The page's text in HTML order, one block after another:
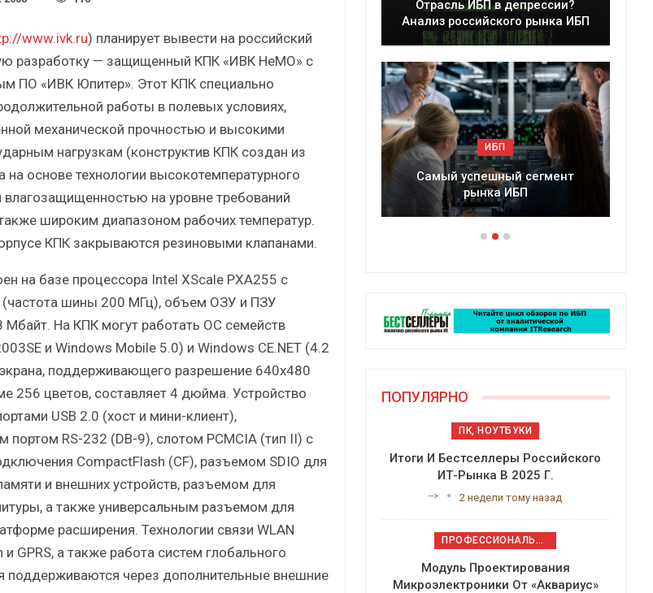
www.ivk.ru) планирует вывести на российский
разработку — защищенный КПК «ИВК НеМО» с
ПО «ИВК Юпитер». Этот КПК специально
работы в полевых условиях,
механической прочностью и высокими
нагрузкам (конструктив КПК создан из
на основе технологии высокотемпературного
влагозащищенностью на уровне требований
широким диапазоном рабочих температур.
КПК закрываются резиновыми клапанами.
на базе процессора Intel XScale PXA255 с
(частота шины 200 МГц), объем ОЗУ и ПЗУ
Мбайт. На КПК могут работать ОС семейств
и Windows Mobile 5.0) и Windows CE.NET (4.2
поддерживающего разрешение 640х480
256 цветов, составляет 4 дюйма. Устройство
USB 2.0 (хост и мини-клиент),
портом RS-232 (DB-9), слотом PCMCIA (тип II) с
CompactFlash (CF), разъемом SDIO для
и внешних устройств, разъемом для
а также универсальным разъемом для
расширения. Технологии связи WLAN
GPRS, а также работа систем глобального
поддерживаются через дополнительные внешние
угрозы
ИБП?
ИБП
Отрасль ИБП в депрессии?
Часть II.
Отрасль ИБП в депрессии?
Анализ российского рынка ИБП
ИБП
Самый успешный сегмент
рынка ИБП
ПОПУЛЯРНО
ПК, НОУТБУКИ
Итоги И Бестселлеры Российского
ИТ-Рынка В 2025 Г.
--> 2 недели тому назад
ПРОФЕССИОНАЛЬНОЕ ПРИКЛАДНОЕ ПО
Модуль Проектирования
Микроэлектроники От «Аквариус»